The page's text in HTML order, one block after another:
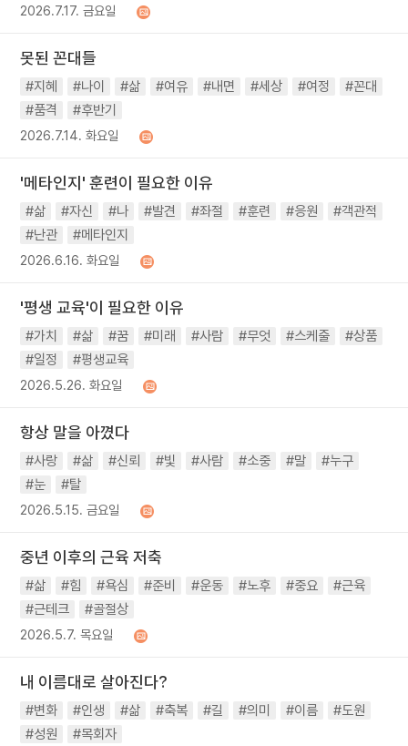
2026.7.17. 금요일
못된 꼰대들
#지혜 #나이 #삶 #여유 #내면 #세상 #여정
#꼰대
#품격
#후반기
2026.7.14. 화요일
'메타인지' 훈련이 필요한 이유
#삶 #자신 #나 #발견 #좌절 #훈련 #응원
#객관적
#난관
#메타인지
2026.6.16. 화요일
'평생 교육'이 필요한 이유
#가치 #삶 #꿈 #미래 #사람 #무엇 #스케줄
#상품
#일정
#평생교육
2026.5.26. 화요일
항상 말을 아꼈다
#사랑 #삶 #신뢰 #빛 #사람 #소중 #말
#누구
#눈
#탈
2026.5.15. 금요일
중년 이후의 근육 저축
#삶 #힘 #욕심 #준비 #운동 #노후 #중요
#근육
#근테크
#골절상
2026.5.7. 목요일
내 이름대로 살아진다?
#변화 #인생 #삶 #축복 #길 #의미 #이름
#도원
#성원
#목회자